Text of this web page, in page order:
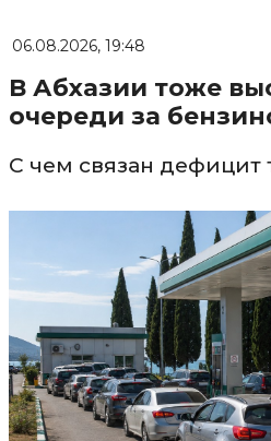
06.08.2026, 19:48
В Абхазии тоже
очереди за
С чем связан дефицит